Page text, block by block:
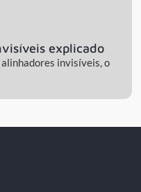
explicado
invisíveis, o